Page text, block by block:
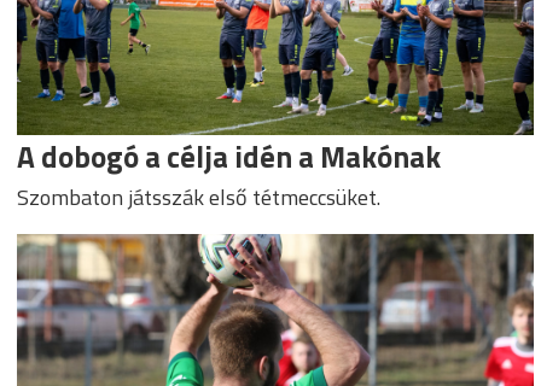
A dobogó a célja idén a Makónak
Szombaton játsszák első tétmeccsüket.